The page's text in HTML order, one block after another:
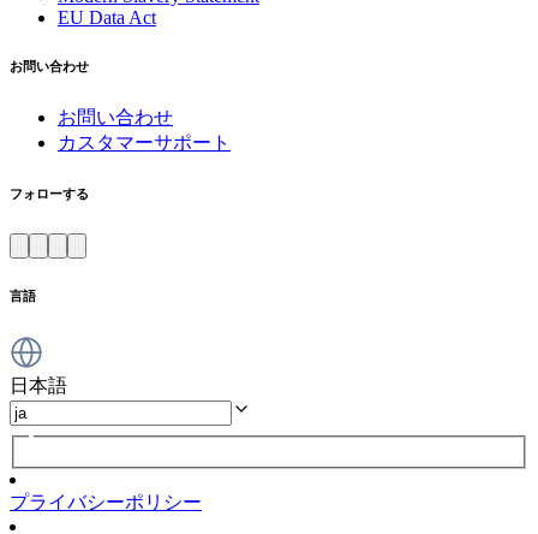
EU Data Act
お問い合わせ
お問い合わせ
カスタマーサポート
フォローする
言語
日本語
プライバシーポリシー